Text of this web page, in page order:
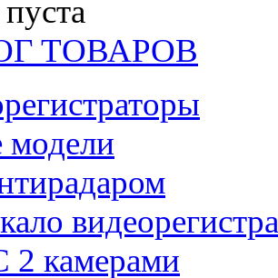
ТОВАРОВ
модели
2 камерами